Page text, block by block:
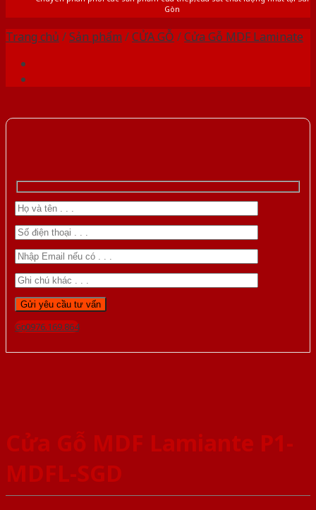
Gòn
Trang chủ /Sản phẩm /CỬA GỖ /Cửa Gỗ MDF Laminate
Gọi 0976.169.864
Cửa Gỗ MDF Lamiante P1-
MDFL-SGD